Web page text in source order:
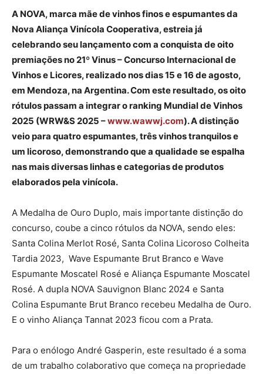
A NOVA, marca mãe de vinhos finos e espumantes da
Nova Aliança Vinícola Cooperativa, estreia já
celebrando seu lançamento com a conquista de oito
premiações no 21º Vinus – Concurso Internacional de
Vinhos e Licores, realizado nos dias 15 e 16 de agosto,
em Mendoza, na Argentina. Com este resultado, os oito
rótulos passam a integrar o ranking Mundial de Vinhos
2025 (WRW&S 2025 –www.wawwj.com). A distinção
veio para quatro espumantes, três vinhos tranquilos e
um licoroso, demonstrando que a qualidade se espalha
nas mais diversas linhas e categorias de produtos
elaborados pela vinícola.
A Medalha de Ouro Duplo, mais importante distinção do
concurso, coube a cinco rótulos da NOVA, sendo eles:
Santa Colina Merlot Rosé, Santa Colina Licoroso Colheita
Tardia 2023, Wave Espumante Brut Branco e Wave
Espumante Moscatel Rosé e Aliança Espumante Moscatel
Rosé. A dupla NOVA Sauvignon Blanc 2024 e Santa
Colina Espumante Brut Branco recebeu Medalha de Ouro.
E o vinho Aliança Tannat 2023 ficou com a Prata.
Para o enólogo André Gasperin, este resultado é a soma
de um trabalho colaborativo que começa na propriedade